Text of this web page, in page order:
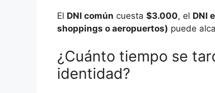
El DNI común cuesta $3.000, el DNI
shoppings o aeropuertos) puede
¿Cuánto tiempo se
identidad?